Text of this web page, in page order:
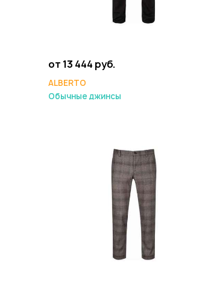
от 13 444 руб.
ALBERTO
Обычные джинсы